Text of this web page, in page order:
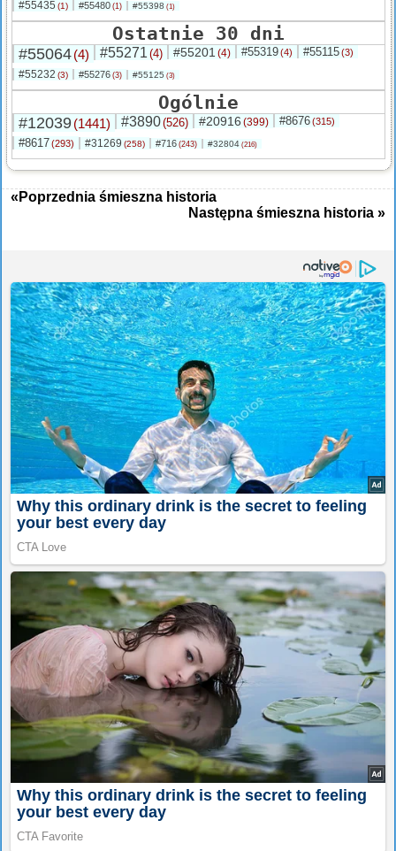
#55435 (1) #55480 (1) #55398 (1)
Ostatnie 30 dni
#55064(4) #55271 (4) #55201 (4) #55319(4) #55115(3)
#55232 (3) #55276 (3) #55125 (3)
Ogólnie
#12039(1441) #3890(526) #20916 (399) #8676(315)
#8617(293) #31269 (258) #716 (243) #32804 (216)
«Poprzednia śmieszna historia
Następna śmieszna historia »